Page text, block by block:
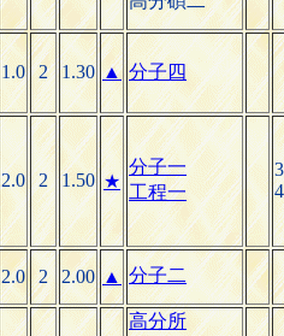
1.0 2 1.30 ▲ 分子四
2.0 2 1.50 ★
分子一
工程一
3
4
2.0 2 2.00 ▲ 分子二
高分所